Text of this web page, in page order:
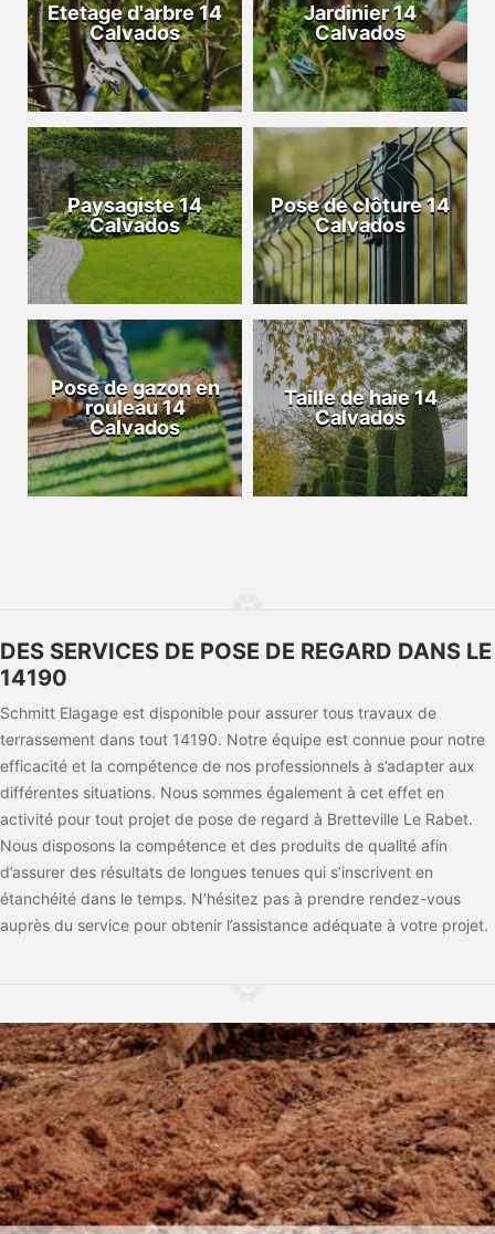
Etetage d'arbre 14
Calvados
Jardinier 14
Calvados
Paysagiste 14
Calvados
Pose de clôture 14
Calvados
Pose de gazon en
rouleau 14
Calvados
Taille de haie 14
Calvados
DES SERVICES DE POSE DE REGARD DANS LE
14190
Schmitt Elagage est disponible pour assurer tous travaux de
terrassement dans tout 14190. Notre équipe est connue pour notre
efficacité et la compétence de nos professionnels à s’adapter aux
différentes situations. Nous sommes également à cet effet en
activité pour tout projet de pose de regard à Bretteville Le Rabet.
Nous disposons la compétence et des produits de qualité afin
d’assurer des résultats de longues tenues qui s’inscrivent en
étanchéité dans le temps. N’hésitez pas à prendre rendez-vous
auprès du service pour obtenir l’assistance adéquate à votre projet.